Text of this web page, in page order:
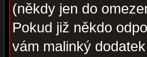
(někdy jen do
Pokud již někdo
vám malinký